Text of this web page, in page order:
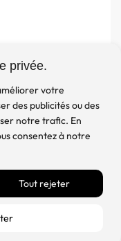
privée.
votre
des publicités ou des
notre trafic. En
consentez à notre
Tout rejeter
♥ par l’